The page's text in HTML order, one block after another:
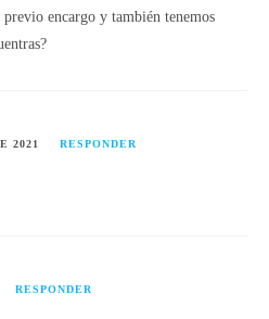
encargo y también tenemos
2021 RESPONDER
RESPONDER